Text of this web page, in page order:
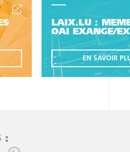
LAIX.LU :
OAI EXANGE/
EN SAVOIR
: